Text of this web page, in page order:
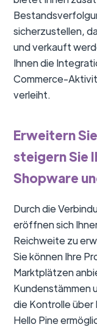
sicherzustellen,
und verkauft
Ihnen die
Commerce-
verleiht.
Erweitern
steigern Sie
Shopware
Durch die
eröffnen sich
Reichweite zu
Sie können Ihre
Marktplätzen
Kundenstämmen
die Kontrolle
Hello Pine